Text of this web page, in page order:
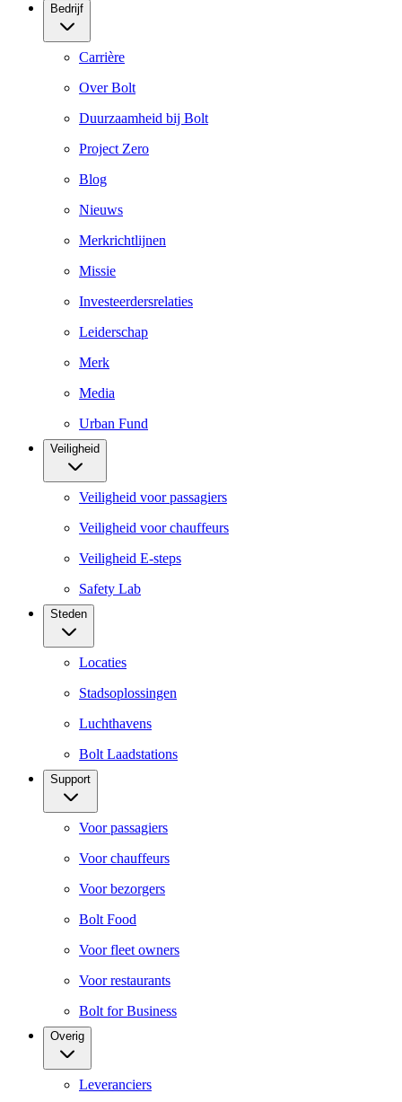
Bedrijf
Carrière
Over Bolt
Duurzaamheid bij Bolt
Project Zero
Blog
Nieuws
Merkrichtlijnen
Missie
Investeerdersrelaties
Leiderschap
Merk
Media
Urban Fund
Veiligheid
Veiligheid voor passagiers
Veiligheid voor chauffeurs
Veiligheid E-steps
Safety Lab
Steden
Locaties
Stadsoplossingen
Luchthavens
Bolt Laadstations
Support
Voor passagiers
Voor chauffeurs
Voor bezorgers
Bolt Food
Voor fleet owners
Voor restaurants
Bolt for Business
Overig
Leveranciers